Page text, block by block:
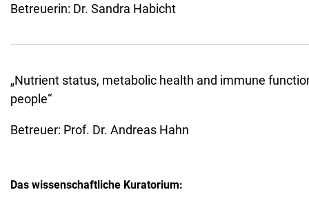
Betreuerin: Dr. Sandra Habicht
„Nutrient status, metabolic health and immune
people“
Betreuer: Prof. Dr. Andreas Hahn
Das wissenschaftliche Kuratorium: